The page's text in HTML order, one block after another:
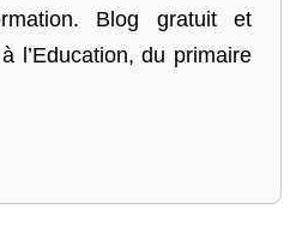
Blog gratuit et
l’Education, du primaire